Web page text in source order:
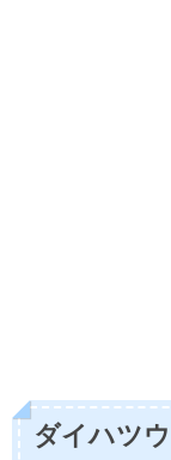
ダイハツ